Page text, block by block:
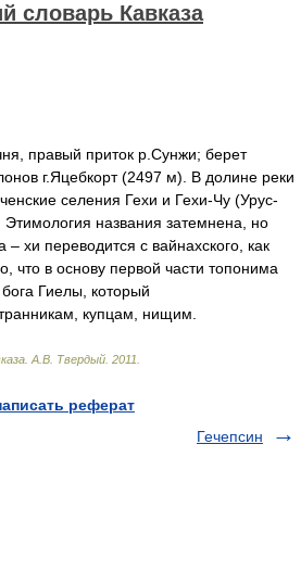
словарь Кавказа
правый приток р.Сунжи; берет
г.Яцебкорт (2497 м). В долине реки
селения Гехи и Гехи-Чу (Урус-
названия затемнена, но
– хи переводится с вайнахского, как
что в основу первой части топонима
Гиелы, который
купцам, нищим.
А.В. Твердый 2011
реферат
Гечепсин